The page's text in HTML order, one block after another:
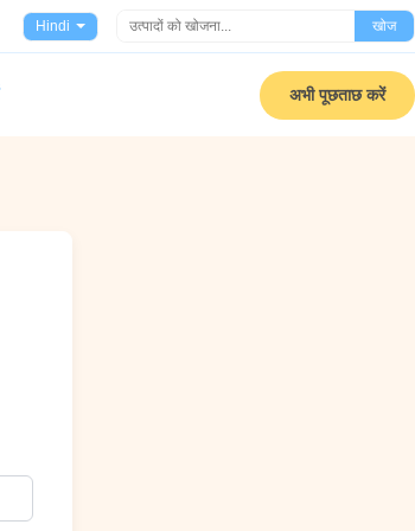
Hindi खोज
अभी पूछताछ करें